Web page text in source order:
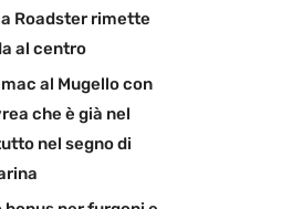
Roadster rimette
al centro
al Mugello con
che è già nel
nel segno di